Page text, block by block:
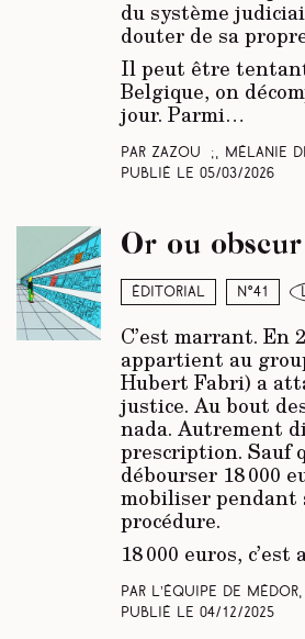
du système
douterde sa
Il peut être
Belgique, on
jour. Parmi…
Par Zazou ;, Mélanie
Publié le 05/03/2026
Éditorial N°41
Or ou obscur
C’est marrant. En
appartient au
Hubert Fabri) a
justice. Au bout
nada. Autrement
prescription. Sauf
débourser 18 000
mobiliser pendant
procédure.
18 000 euros,
Par L’équipe de
Publié le 04/12/2025